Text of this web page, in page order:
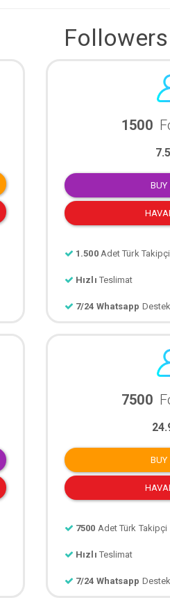
1500
BUY
1.500 Adet Türk Takipçi
Hızlı Teslimat
7/24 Whatsapp
7500
BUY
7500 Adet Türk Takipçi
Hızlı Teslimat
7/24 Whatsapp